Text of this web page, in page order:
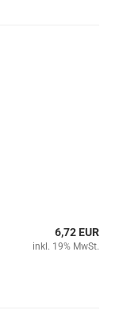
6,72 EUR
inkl. 19% MwSt.